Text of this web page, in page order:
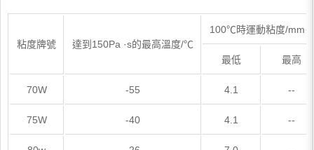
粘度牌號 達到150Pa ·s的最高溫度/℃
100℃時運動粘度/mm·s
最低 最高
70W -55 4.1 --
75W -40 4.1 --